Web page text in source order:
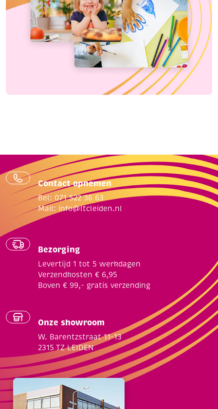
Contact opnemen
Bel: 071 522 36 63
Mail: info@ltcleiden.nl
Bezorging
Levertijd 1 tot 5 werkdagen
Verzendkosten € 6,95
Boven € 99,- gratis verzending
Onze showroom
W. Barentzstraat 11-13
2315 TZ LEIDEN